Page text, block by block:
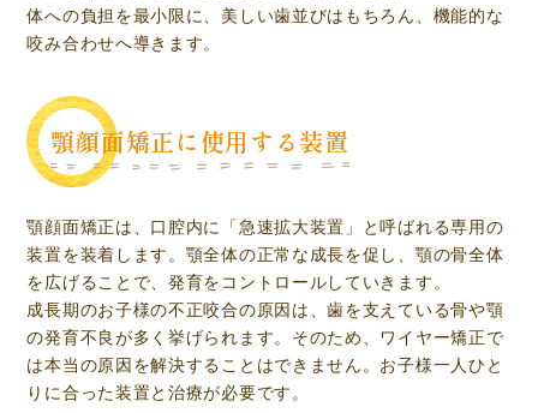
体への負担を最小限に、美しい歯並びはもちろん、機能的な
咬み合わせへ導きます。
顎顔面矯正に使用する装置
顎顔面矯正は、口腔内に「急速拡大装置」と呼ばれる専用の
装置を装着します。顎全体の正常な成長を促し、顎の骨全体
を広げることで、発育をコントロールしていきます。
成長期のお子様の不正咬合の原因は、歯を支えている骨や顎
の発育不良が多く挙げられます。そのため、ワイヤー矯正で
は本当の原因を解決することはできません。お子様一人ひと
りに合った装置と治療が必要です。